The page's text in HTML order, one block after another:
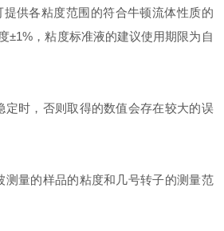
提供各粘度范围的符合牛顿流体性质的
±1%，粘度标准液的建议使用期限为自
定时，否则取得的数值会存在较大的误
测量的样品的粘度和几号转子的测量范